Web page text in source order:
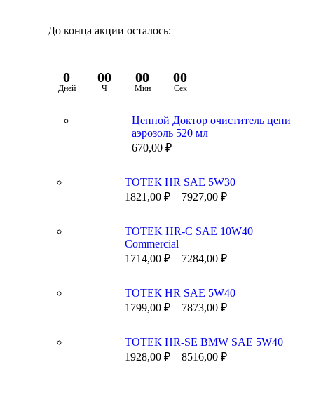
До конца акции осталось:
0
Дней
00
Ч
00
Мин
00
Сек
Цепной Доктор очиститель цепи
аэрозоль 520 мл
670,00 ₽
ТОТЕК HR SAE 5W30
1821,00 ₽ – 7927,00 ₽
TOTEK HR-C SAE 10W40
Commercial
1714,00 ₽ – 7284,00 ₽
ТОТЕК HR SAE 5W40
1799,00 ₽ – 7873,00 ₽
ТОТЕК HR-SE BMW SAE 5W40
1928,00 ₽ – 8516,00 ₽